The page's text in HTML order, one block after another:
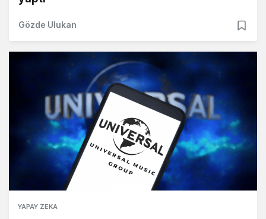
Gözde Ulukan
YAPAY ZEKA